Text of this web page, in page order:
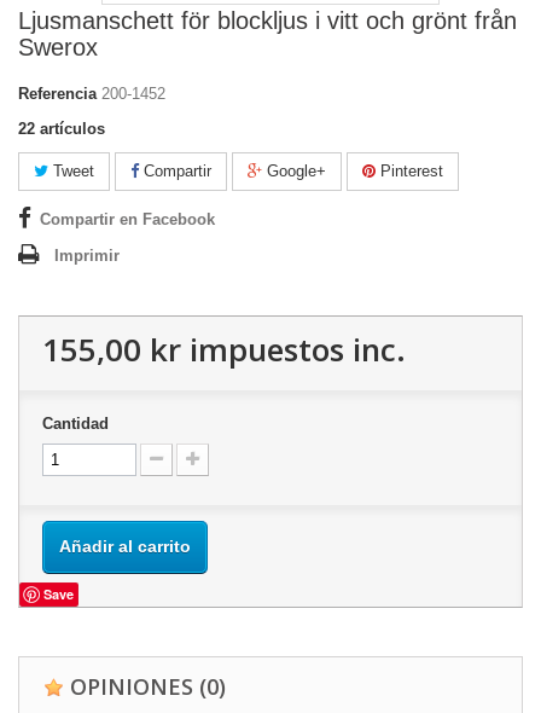
Ljusmanschett för blockljus i vitt och grönt från
Swerox
Referencia 200-1452
22 artículos
Tweet Compartir Google+ Pinterest
Compartir en Facebook
Imprimir
155,00 kr impuestos inc.
Cantidad
Añadir al carrito
Save
OPINIONES (0)